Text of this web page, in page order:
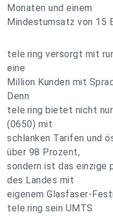
Monaten und einem
Mindestumsatz von 15
tele.ring versorgt mit
eine
Million Kunden mit
Denn
tele.ring bietet nicht
(0650) mit
schlanken Tarifen und
über 98 Prozent,
sondern ist das einzige
des Landes mit
eigenem Glasfaser-
tele.ring sein UMTS